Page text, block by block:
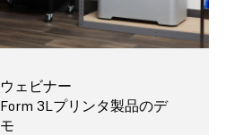
ウェビナー
Form 3Lプリンタ製品のデ
モ